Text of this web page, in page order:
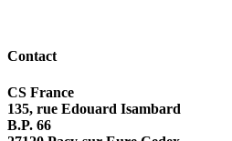
Contact
CS France
135, rue Edouard Isambard
B.P. 66